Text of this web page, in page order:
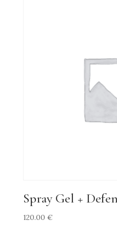
Spray Gel +
120.00 €